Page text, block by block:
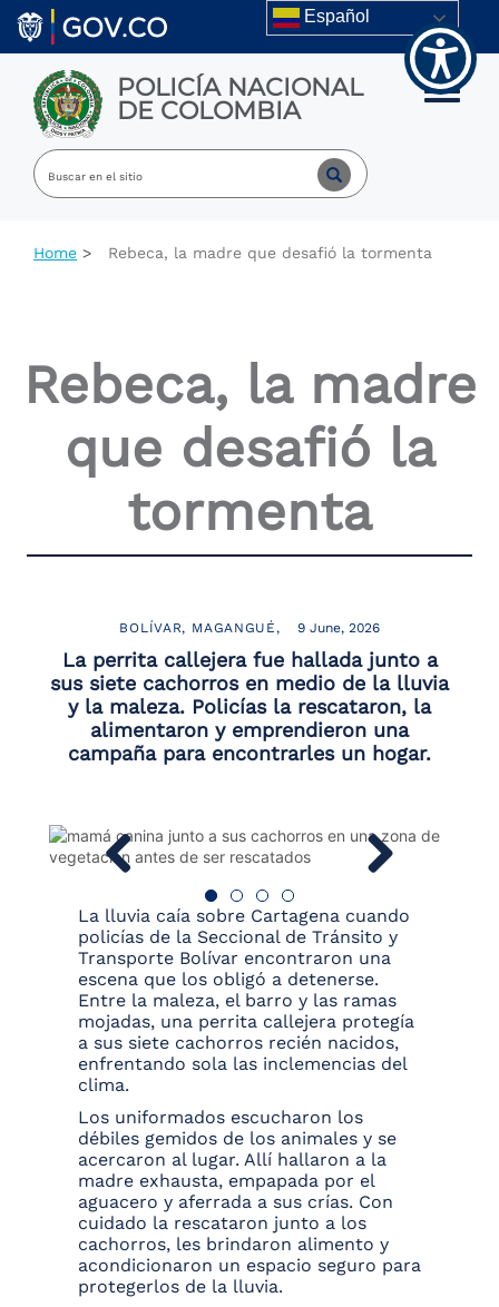
Welcome
All
Accessibility
screen
reader.
press
reader
interact
Skip to main content Español
POLICÍA NACIONAL
DE COLOMBIA Toggle
Home Rebeca, la madre que desafió la tormenta
Rebeca, la madre
que desafió la
tormenta
BOLÍVAR MAGANGUÉ 9 June, 2026
La perrita callejera fue hallada junto a
sus siete cachorros en medio de la lluvia
y la maleza. Policías la rescataron, la
alimentaron y emprendieron una
campaña para encontrarles un hogar.
La lluvia caía sobre Cartagena cuando
policías de la Seccional de Tránsito y
Transporte Bolívar encontraron una
escena que los obligó a detenerse.
Entre la maleza, el barro y las ramas
mojadas, una perrita callejera protegía
a sus siete cachorros recién nacidos,
enfrentando sola las inclemencias del
clima.
Los uniformados escucharon los
débiles gemidos de los animales y se
acercaron al lugar. Allí hallaron a la
madre exhausta, empapada por el
aguacero y aferrada a sus crías. Con
cuidado la rescataron junto a los
cachorros, les brindaron alimento y
acondicionaron un espacio seguro para
protegerlos de la lluvia.